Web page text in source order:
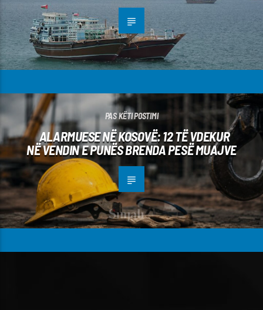
PAS KËTI POSTIMI
ALARMUESE NË KOSOVË: 12 TË VDEKUR
NË VENDIN E PUNËS BRENDA PESË MUAJVE